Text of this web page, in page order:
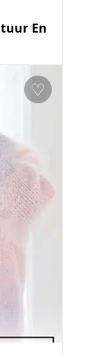
En
♡